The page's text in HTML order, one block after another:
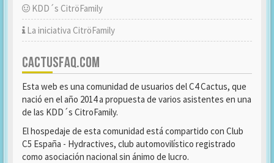
KDD´s CitröFamily
La iniciativa CitröFamily
CACTUSFAQ.COM
Esta web es una comunidad de usuarios del C4 Cactus, que
nació en el año 2014 a propuesta de varios asistentes en una
de las KDD´s CitroFamily.
El hospedaje de esta comunidad está compartido con Club
C5 España - Hydractives, club automovilístico registrado
como asociación nacional sin ánimo de lucro.